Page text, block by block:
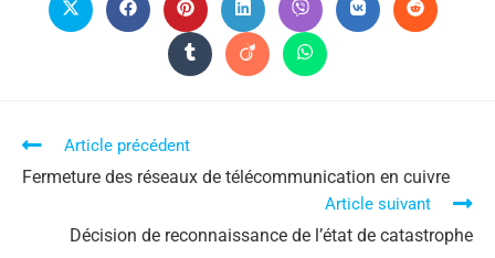
Article précédent
Fermeture des réseaux de télécommunication en cuivre
Article suivant
Décision de reconnaissance de l’état de catastrophe